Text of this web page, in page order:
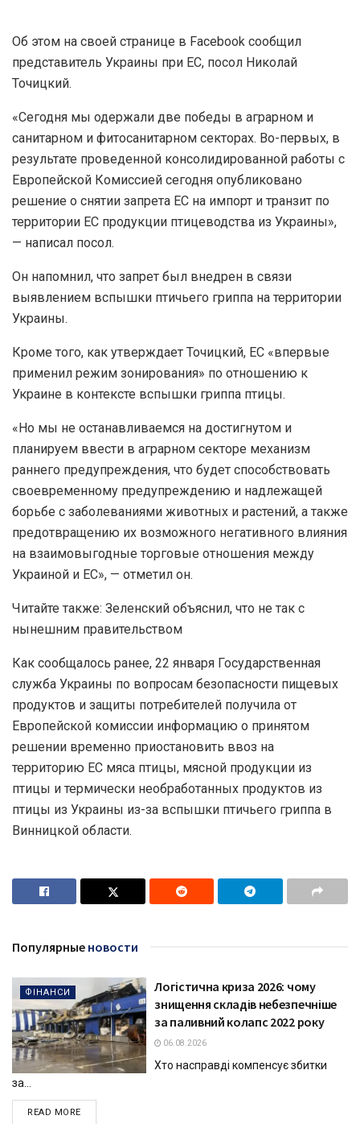
Об этом на своей странице в Facebook сообщил
представитель Украины при ЕС, посол Николай
Точицкий.
«Сегодня мы одержали две победы в аграрном и
санитарном и фитосанитарном секторах. Во-первых, в
результате проведенной консолидированной работы с
Европейской Комиссией сегодня опубликовано
решение о снятии запрета ЕС на импорт и транзит по
территории ЕС продукции птицеводства из Украины»,
— написал посол.
Он напомнил, что запрет был внедрен в связи
выявлением вспышки птичьего гриппа на территории
Украины.
Кроме того, как утверждает Точицкий, ЕС «впервые
применил режим зонирования» по отношению к
Украине в контексте вспышки гриппа птицы.
«Но мы не останавливаемся на достигнутом и
планируем ввести в аграрном секторе механизм
раннего предупреждения, что будет способствовать
своевременному предупреждению и надлежащей
борьбе с заболеваниями животных и растений, а также
предотвращению их возможного негативного влияния
на взаимовыгодные торговые отношения между
Украиной и ЕС», — отметил он.
Читайте также: Зеленский объяснил, что не так с
нынешним правительством
Как сообщалось ранее, 22 января Государственная
служба Украины по вопросам безопасности пищевых
продуктов и защиты потребителей получила от
Европейской комиссии информацию о принятом
решении временно приостановить ввоз на
территорию ЕС мяса птицы, мясной продукции из
птицы и термически необработанных продуктов из
птицы из Украины из-за вспышки птичьего гриппа в
Винницкой области.
Популярные новости
ФІНАНСИ
Логістична криза 2026: чому
знищення складів небезпечніше
за паливний колапс 2022 року
06.08.2026
Хто насправді компенсує збитки
за...
READ MOREDETAILS